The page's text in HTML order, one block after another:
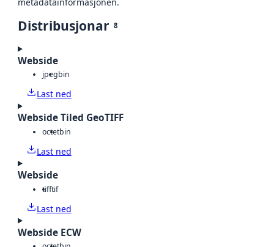
Distribusjonar 8
Webside
jpegbin
Last ned
Webside Tiled GeoTIFF
octetbin
Last ned
Webside
tifftif
Last ned
Webside ECW